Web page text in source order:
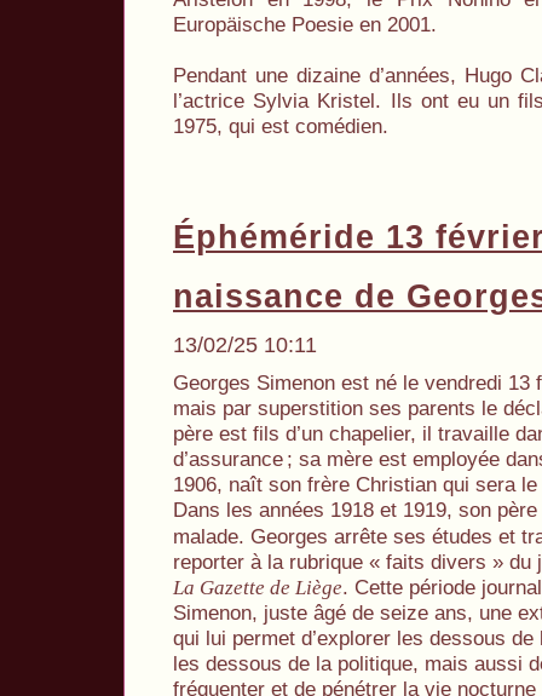
Europäische Poesie en 2001.
Pendant une dizaine d’années, Hugo
l’actrice Sylvia Kristel. Ils ont eu un
1975, qui est comédien.
Éphéméride 13
naissance de
13/02/25 10:11
Georges Simenon est né le vendredi 13
mais par superstition ses parents le
père est fils d’un chapelier, il travaille
d’assurance ; sa mère est employée
1906, naît son frère Christian qui sera
Dans les années 1918 et 1919, son
malade. Georges arrête ses études et
reporter à la rubrique « faits divers » du
La Gazette de Liège. Cette période
Simenon, juste âgé de seize ans, une
qui lui permet d’explorer les dessous de
les dessous de la politique, mais aussi
fréquenter et de pénétrer la vie